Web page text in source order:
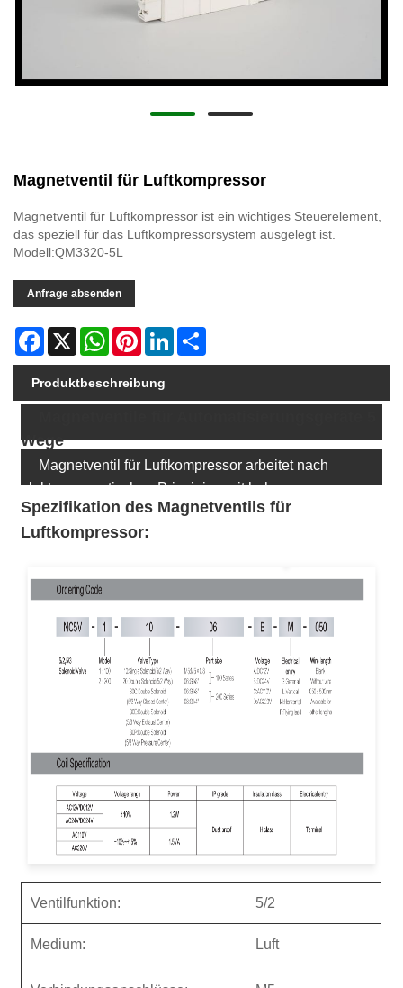
Magnetventil für Luftkompressor
Magnetventil für Luftkompressor ist ein wichtiges Steuerelement,
das speziell für das Luftkompressorsystem ausgelegt ist.
Modell:QM3320-5L
Anfrage absenden
Facebook
X WhatsAppPinterestLinkedIn
Produktbeschreibung
Wege
Magnetventil für Luftkompressor arbeitet nach
elektromagnetischen Prinzipien mit hohem
Empfindlichkeit und Genauigkeit. Während des Betriebs
des Luftkompressors kann das Magnetventil schnell und
Einschalt- und Durchflussregelung der Druckluft
realisieren.
Magnetventil für Luftkompressor -
Kompaktstrukturdesign spart nicht nur den
Installationsraum, sondern ermöglicht auch einen
stabilen Betrieb in der internen Kompressor -Umgebung.
Hergestellt aus hochwertigen Materialien mit gutem
Verschleiß, Korrosion und hoher Temperaturfestigkeit,
um einen langfristigen zuverlässigen Betrieb zu
gewährleisten.
Spezifikation des Magnetventils für
Luftkompressor:
Ventilfunktion: 5/2
Medium: Luft